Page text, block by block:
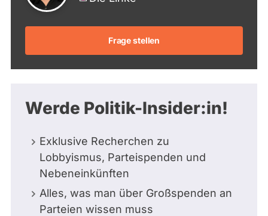
Frage stellen
Werde Politik-Insider:in!
Exklusive Recherchen zu
Lobbyismus, Parteispenden und
Nebeneinkünften
Alles, was man über Großspenden an
Parteien wissen muss